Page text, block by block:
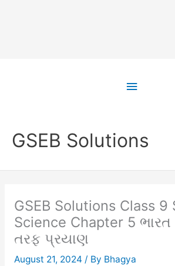
Above
GSEB Solutions
GSEB Solutions Class 9
Science Chapter 5
તરફ પ્રયાણ
August 21, 2024 / By Bhagya